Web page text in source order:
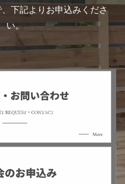
下記よりお申込みくださ
い。